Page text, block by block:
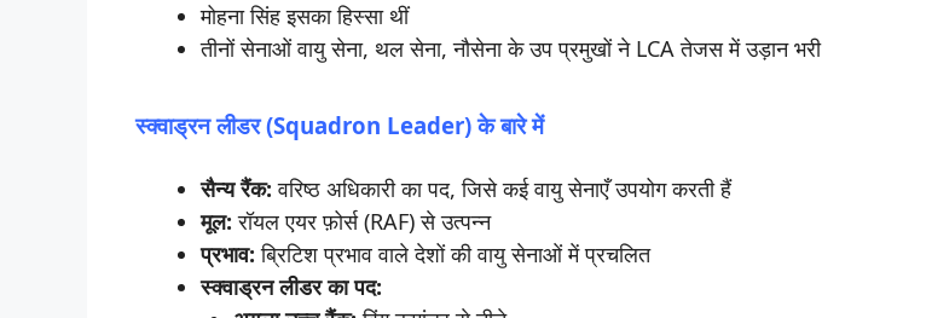
मोहना सिंह इसका हिस्सा थीं
तीनों सेनाओं वायु सेना, थल सेना, नौसेना के उप प्रमुखों ने LCA तेजस में उड़ान भरी
स्क्वाड्रनलीडर (Squadron Leader)केबारेमें
सैन्यरैंक: वरिष्ठ अधिकारी का पद, जिसे कई वायु सेनाएँ उपयोग करती हैं
मूल: रॉयल एयर फ़ोर्स (RAF) से उत्पन्न
प्रभाव: ब्रिटिश प्रभाव वाले देशों की वायु सेनाओं में प्रचलित
स्क्वाड्रन लीडर का पद: